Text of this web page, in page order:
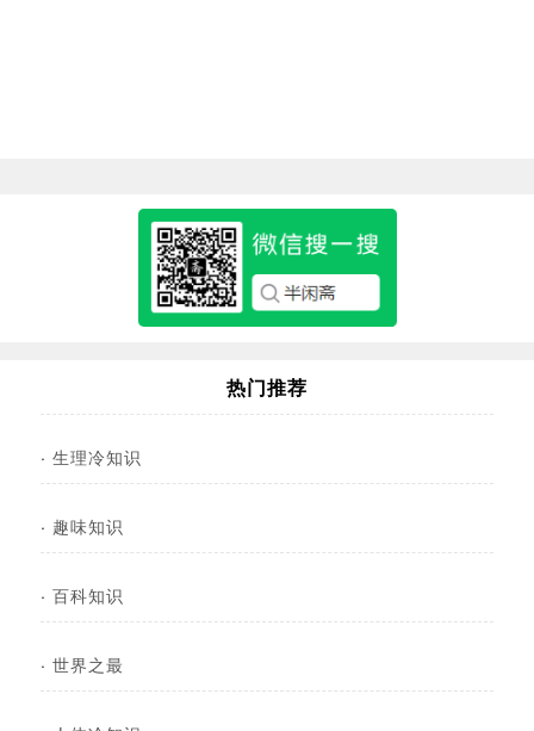
热门推荐
· 生理冷知识
· 趣味知识
· 百科知识
· 世界之最